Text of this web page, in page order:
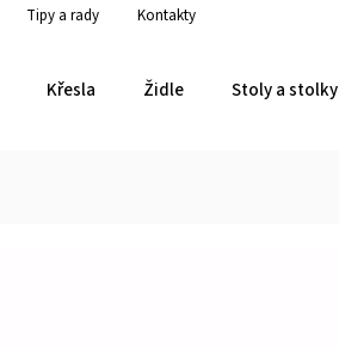
Tipy a rady Kontakty
Křesla Židle Stoly a stolky